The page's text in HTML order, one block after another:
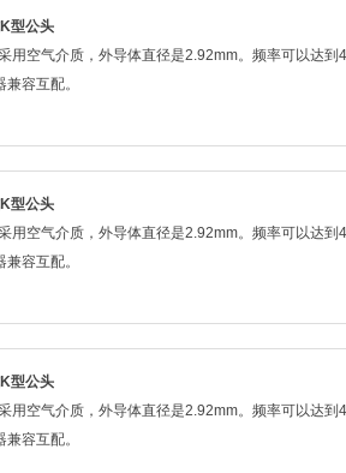
型公头
用空气介质，外导体直径是2.92mm。频率可以达
容互配。
型公头
用空气介质，外导体直径是2.92mm。频率可以达
容互配。
型公头
用空气介质，外导体直径是2.92mm。频率可以达
容互配。